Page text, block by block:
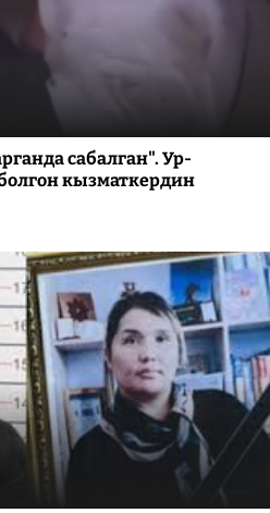
сабалган". Ур-
кызматкердин